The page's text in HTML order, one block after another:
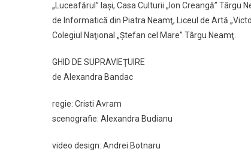
„Luceafărul” Iaşi, Casa Culturii „Ion Creangă” Târgu
de Informatică din Piatra Neamţ, Liceul de Artă
Colegiul Naţional „Ştefan cel Mare” Târgu Neamţ.
GHID DE SUPRAVIEŢUIRE
de Alexandra Bandac
regie: Cristi Avram
scenografie: Alexandra Budianu
video design: Andrei Botnaru